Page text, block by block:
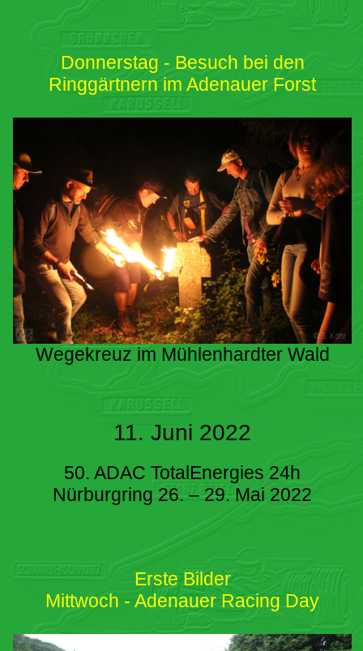
Donnerstag - Besuch bei den
Ringgärtnern im Adenauer Forst
Wegekreuz im Mühlenhardter Wald
11. Juni 2022
50. ADAC TotalEnergies 24h
Nürburgring 26. – 29. Mai 2022
Erste Bilder
Mittwoch - Adenauer Racing Day